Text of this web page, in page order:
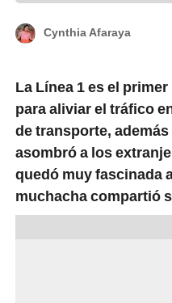
Cynthia Afaraya
La Línea 1 es el
para aliviar el tráfico
de transporte,
asombró a los
quedó muy fascinada
muchacha compartió